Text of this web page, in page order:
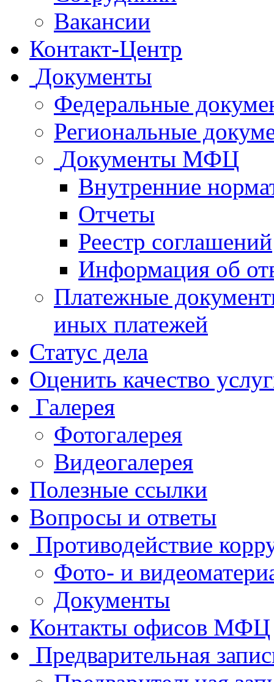
Вакансии
Контакт-Центр
Документы
Федеральные
Региональные
Документы МФЦ
Внутренние
Отчеты
Реестр соглашений
Информация об
Платежные
иных платежей
Статус дела
Оценить качество
Галерея
Фотогалерея
Видеогалерея
Полезные ссылки
Вопросы и ответы
Противодействие
Фото- и
Документы
Контакты офисов МФЦ
Предварительная